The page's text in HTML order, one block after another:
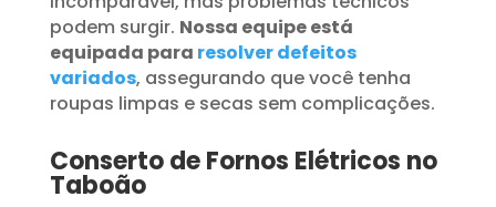
podem surgir. Nossa equipe está
equipada para resolver defeitos
variados, assegurando que você tenha
roupas limpas e secas sem complicações.
Conserto de Fornos Elétricos no
Taboão